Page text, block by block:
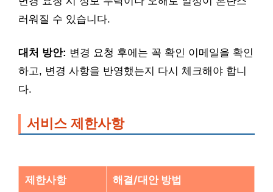
러워질 수 있습니다.
대처 방안: 변경 요청 후에는 꼭 확인 이메일을 확인
하고, 변경 사항을 반영했는지 다시 체크해야 합니
다.
서비스 제한사항
제한사항 해결/대안 방법